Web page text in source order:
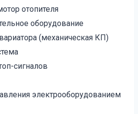
отопителя
оборудование
(механическая КП)
сигналов
электрооборудованием